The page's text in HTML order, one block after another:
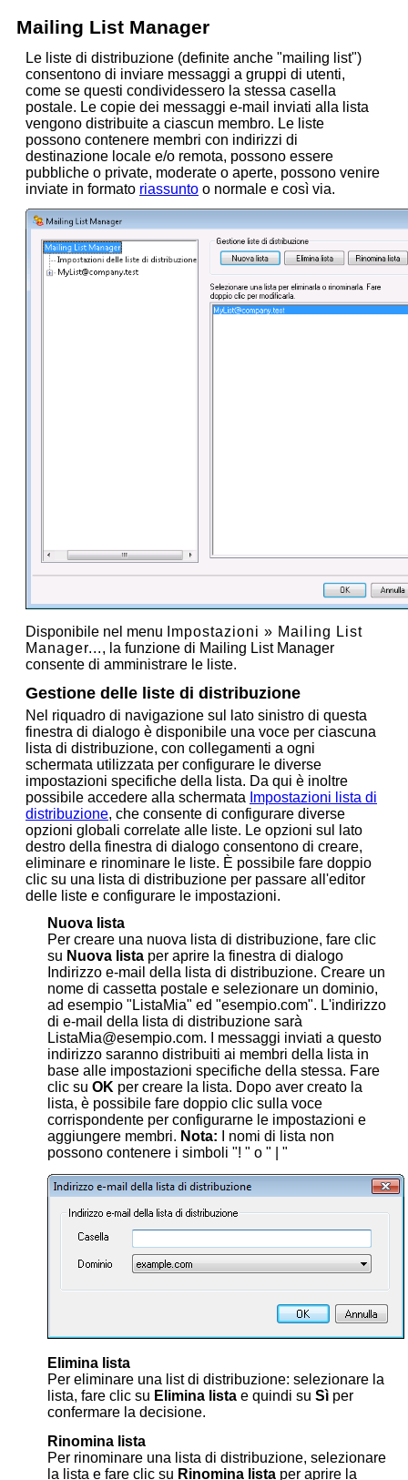
Mailing List Manager
Le liste di distribuzione (definite anche "mailing list")
consentono di inviare messaggi a gruppi di utenti,
come se questi condividessero la stessa casella
postale. Le copie dei messaggi e-mail inviati alla lista
vengono distribuite a ciascun membro. Le liste
possono contenere membri con indirizzi di
destinazione locale e/o remota, possono essere
pubbliche o private, moderate o aperte, possono venire
inviate in formato riassunto o normale e così via.
Disponibile nel menu Impostazioni » Mailing List
Manager..., la funzione di Mailing List Manager
consente di amministrare le liste.
Gestione delle liste di distribuzione
Nel riquadro di navigazione sul lato sinistro di questa
finestra di dialogo è disponibile una voce per ciascuna
lista di distribuzione, con collegamenti a ogni
schermata utilizzata per configurare le diverse
impostazioni specifiche della lista. Da qui è inoltre
possibile accedere alla schermata Impostazioni lista di
distribuzione, che consente di configurare diverse
opzioni globali correlate alle liste. Le opzioni sul lato
destro della finestra di dialogo consentono di creare,
eliminare e rinominare le liste. È possibile fare doppio
clic su una lista di distribuzione per passare all'editor
delle liste e configurare le impostazioni.
Nuova lista
Per creare una nuova lista di distribuzione, fare clic
su Nuova lista per aprire la finestra di dialogo
Indirizzo e-mail della lista di distribuzione. Creare un
nome di cassetta postale e selezionare un dominio,
ad esempio "ListaMia" ed "esempio.com". L'indirizzo
di e-mail della lista di distribuzione sarà
ListaMia@esempio.com. I messaggi inviati a questo
indirizzo saranno distribuiti ai membri della lista in
base alle impostazioni specifiche della stessa. Fare
clic su OK per creare la lista. Dopo aver creato la
lista, è possibile fare doppio clic sulla voce
corrispondente per configurarne le impostazioni e
aggiungere membri. Nota: I nomi di lista non
possono contenere i simboli "! " o " | "
Elimina lista
Per eliminare una list di distribuzione: selezionare la
lista, fare clic su Elimina lista e quindi su Sì per
confermare la decisione.
Rinomina lista
Per rinominare una lista di distribuzione, selezionare
la lista e fare clic su Rinomina lista per aprire la